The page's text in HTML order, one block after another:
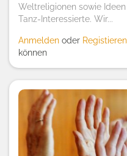
Weltreligionen sowie
Tanz-Interessierte. Wir...
Anmelden oder Registieren
können